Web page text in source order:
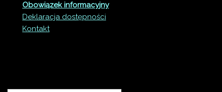
Obowiązek informacyjny
Deklaracja dostępności
Kontakt